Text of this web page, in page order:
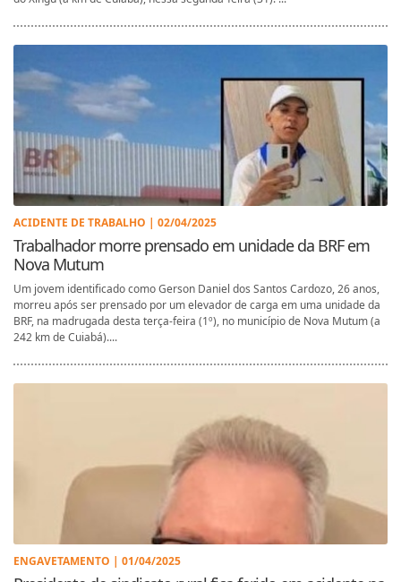
ACIDENTE DE TRABALHO | 02/04/2025
Trabalhador morre prensado em unidade da BRF em
Nova Mutum
Um jovem identificado como Gerson Daniel dos Santos Cardozo, 26 anos,
morreu após ser prensado por um elevador de carga em uma unidade da
BRF, na madrugada desta terça-feira (1º), no município de Nova Mutum (a
242 km de Cuiabá)....
ENGAVETAMENTO | 01/04/2025